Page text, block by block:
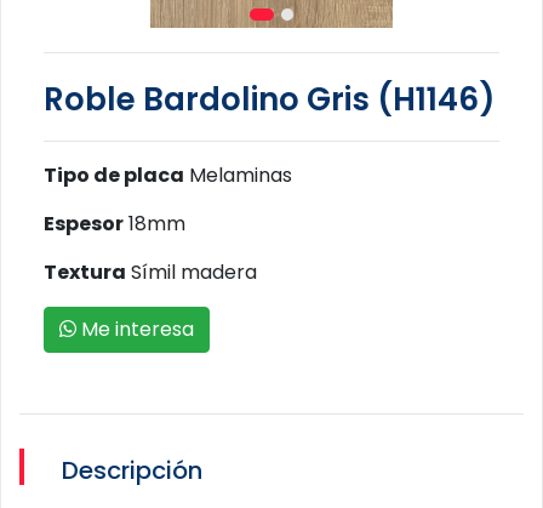
Roble Bardolino Gris (H1146)
Tipo de placa Melaminas
Espesor18mm
Textura Símil madera
Me interesa
Descripción